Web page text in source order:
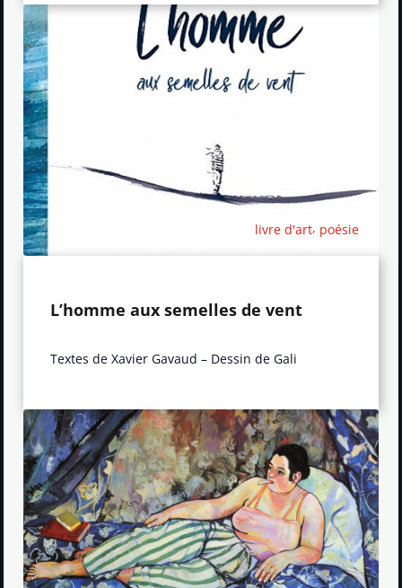
livre d'art, poésie
L’homme aux semelles de vent
Textes de Xavier Gavaud – Dessin de Gali